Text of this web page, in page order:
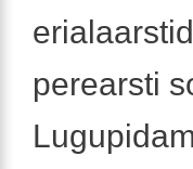
perearsti